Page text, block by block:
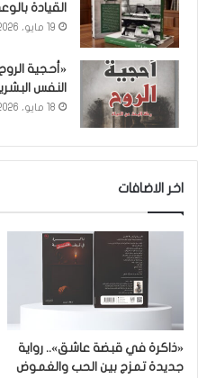
القيادة
19 مايو، 2026
«أحجية
النفس
18 مايو، 2026
اخر الاضافات
«ذاكرة في قبضة عاشق».. رواية
جديدة تمزج بين الحب والغموض